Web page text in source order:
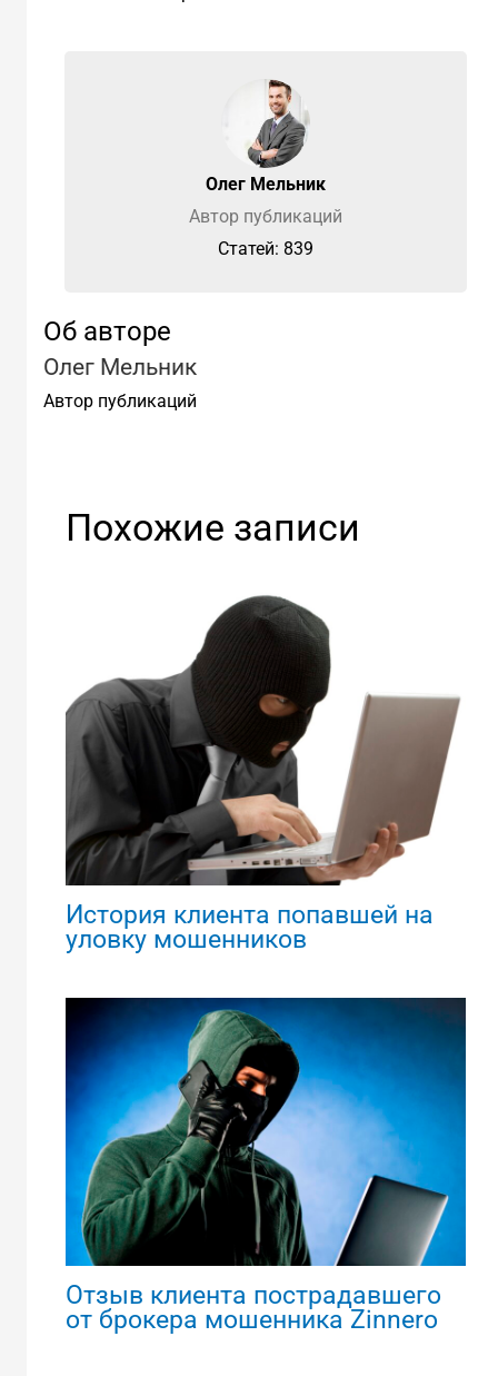
Олег Мельник
Автор публикаций
Cтатей: 839
Об авторе
Олег Мельник
Автор публикаций
Похожие записи
История клиента попавшей на
уловку мошенников
Отзыв клиента пострадавшего
от брокера мошенника Zinnero